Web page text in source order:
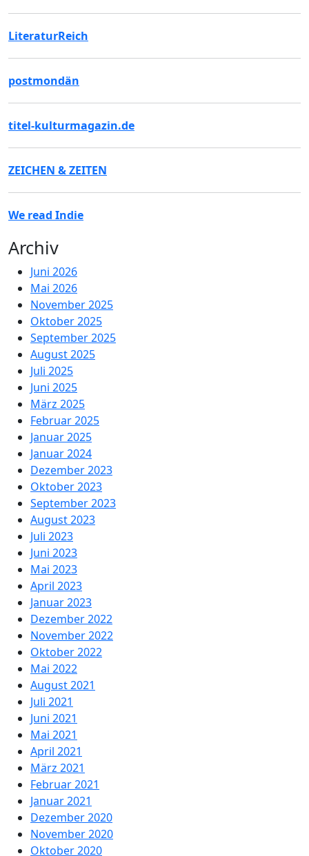
LiteraturReich
postmondän
titel-kulturmagazin.de
ZEICHEN & ZEITEN
We read Indie
Archiv
Juni 2026
Mai 2026
November 2025
Oktober 2025
September 2025
August 2025
Juli 2025
Juni 2025
März 2025
Februar 2025
Januar 2025
Januar 2024
Dezember 2023
Oktober 2023
September 2023
August 2023
Juli 2023
Juni 2023
Mai 2023
April 2023
Januar 2023
Dezember 2022
November 2022
Oktober 2022
Mai 2022
August 2021
Juli 2021
Juni 2021
Mai 2021
April 2021
März 2021
Februar 2021
Januar 2021
Dezember 2020
November 2020
Oktober 2020